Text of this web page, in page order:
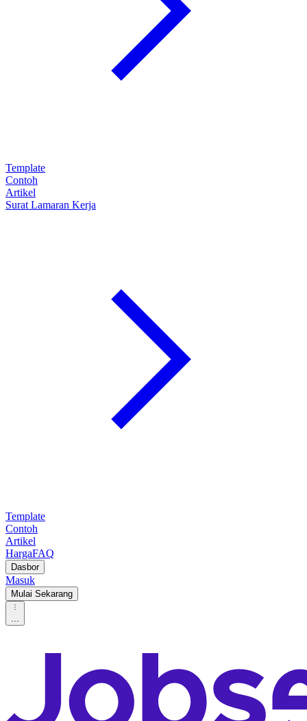
Template
Contoh
Artikel
Surat Lamaran Kerja
Template
Contoh
Artikel
HargaFAQ
Dasbor
Masuk
Mulai Sekarang
...